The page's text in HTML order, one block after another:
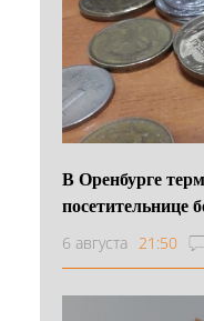
В Оренбурге
посетительнице
6 августа 21:50